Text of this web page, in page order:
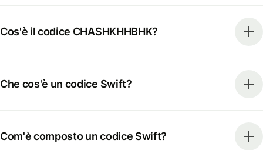
Cos'è il codice CHASHKHHBHK?
Che cos'è un codice Swift?
Com'è composto un codice Swift?